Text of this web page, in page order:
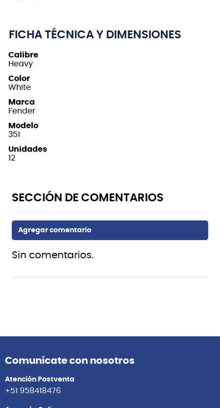
FICHA TÉCNICA Y DIMENSIONES
Calibre
Heavy
Color
White
Marca
Fender
Modelo
351
Unidades
12
Sin comentarios.
Comunícate con nosotros
Atención Postventa
+51 958418476